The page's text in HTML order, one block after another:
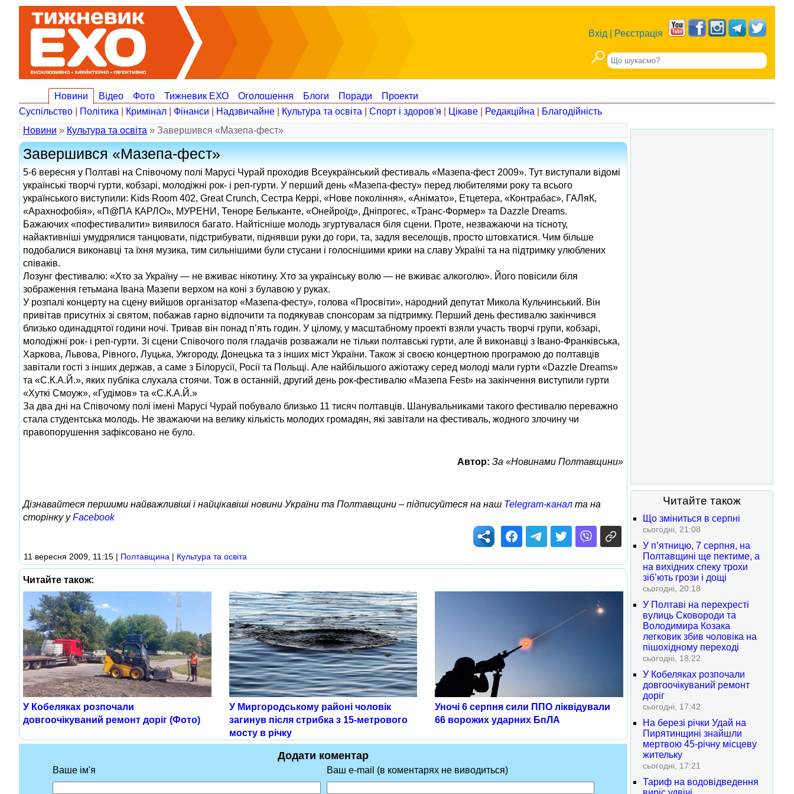
Вхід Реєстрація
Новини Відео Фото Тижневик ЕХО Оголошення Блоги Поради
Проекти
Суспільство
Політика Кримінал Фінанси Надзвичайне Культура та освіта Спорт і здоров'я Цікаве Редакційна
Благодійність
Новини » Культура та освіта » Завершився «Мазепа-фест»
Завершився «Мазепа-фест»
5-6 вересня у Полтаві на Співочому полі Марусі Чурай проходив Всеукраїнський фестиваль «Мазепа-фест 2009». Тут виступали відомі
українські творчі гурти, кобзарі, молодіжні рок- і реп-гурти. У перший день «Мазепа-фесту» перед любителями року та всього
українського виступили: Kids Room 402, Great Сrunch, Сестра Керрі, «Нове покоління», «Анімато», Етцетера, «Контрабас», ГАЛяК,
«Арахнофобія», «П@ПА КАРЛО», МУРЕНИ, Теноре Бельканте, «Онейроїд», Дніпрогес, «Транс-Формер» та Dazzle Dreams.
Бажаючих «пофестивалити» виявилося багато. Найтісніше молодь згуртувалася біля сцени. Проте, незважаючи на тісноту,
найактивніші умудрялися танцювати, підстрибувати, піднявши руки до гори, та, задля веселощів, просто штовхатися. Чим більше
подобалися виконавці та їхня музика, тим сильнішими були стусани і голоснішими крики на славу Україні та на підтримку улюблених
співаків.
Лозунг фестивалю: «Хто за Україну — не вживає нікотину. Хто за українську волю — не вживає алкоголю». Його повісили біля
зображення гетьмана Івана Мазепи верхом на коні з булавою у руках.
У розпалі концерту на сцену вийшов організатор «Мазепа-фесту», голова «Просвіти», народний депутат Микола Кульчинський. Він
привітав присутніх зі святом, побажав гарно відпочити та подякував спонсорам за підтримку. Перший день фестивалю закінчився
близько одинадцятої години ночі. Тривав він понад п’ять годин. У цілому, у масштабному проекті взяли участь творчі групи, кобзарі,
молодіжні рок- і реп-гурти. Зі сцени Співочого поля гладачів розважали не тільки полтавські гурти, але й виконавці з Івано-Франківська,
Харкова, Львова, Рівного, Луцька, Ужгороду, Донецька та з інших міст України. Також зі своєю концертною програмою до полтавців
завітали гості з інших держав, а саме з Білорусії, Росії та Польщі. Але найбільшого ажіотажу серед молоді мали гурти «Dazzle Dreams»
та «С.К.А.Й.», яких публіка слухала стоячи. Тож в останній, другий день рок-фестивалю «Мазепа Fest» на закінчення виступили гурти
«Хуткі Смоуж», «Гудімов» та «С.К.А.Й.»
За два дні на Співочому полі імені Марусі Чурай побувало близько 11 тисяч полтавців. Шанувальниками такого фестивалю переважно
стала студентська молодь. Не зважаючи на велику кількість молодих громадян, які завітали на фестиваль, жодного злочину чи
правопорушення зафіксовано не було.
Автор: За «Новинами Полтавщини»
Дізнавайтеся першими найважливіші і найцікавіші новини України та Полтавщини – підписуйтеся на наш Telegram-канал та на
сторінку уFacebook
11 вересня 2009, 11:15 | Полтавщина | Культура та освіта
Читайте також:
У Кобеляках розпочали
довгоочікуваний ремонт доріг (Фото)
У Миргородському районі чоловік
загинув після стрибка з 15-метрового
мосту в річку
Уночі 6 серпня сили ППО ліквідували
66 ворожих ударних БпЛА
Додати коментар
Ваше ім'я Ваш e-mail (в коментарях не виводиться)
Читайте також
Що зміниться в серпні
сьогодні, 21:08
У п’ятницю, 7 серпня, на
Полтавщині ще пектиме, а
на вихідних спеку трохи
зіб’ють грози і дощі
сьогодні, 20:18
У Полтаві на перехресті
вулиць Сковороди та
Володимира Козака
легковик збив чоловіка на
пішохідному переході
сьогодні, 18:22
У Кобеляках розпочали
довгоочікуваний ремонт
доріг
сьогодні, 17:42
На березі річки Удай на
Пирятинщині знайшли
мертвою 45-річну місцеву
жительку
сьогодні, 17:21
Тариф на водовідведення